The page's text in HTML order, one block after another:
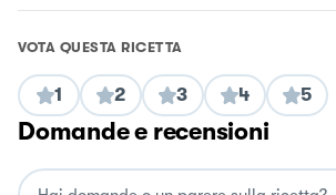
VOTA QUESTA RICETTA
1 2 3 4 5
Domande e recensioni